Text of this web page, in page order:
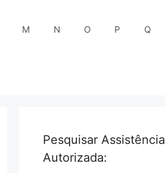
M N O P Q
Pesquisar Assistência
Autorizada: